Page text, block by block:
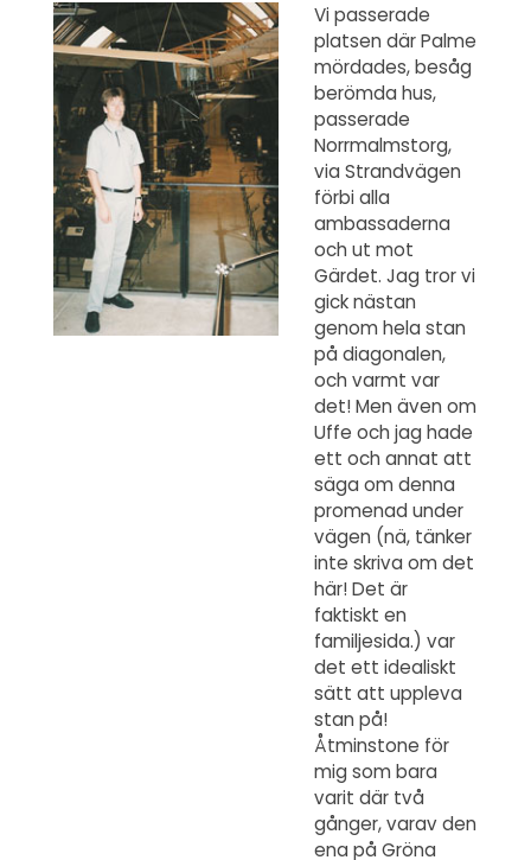
Vi passerade
platsen där Palme
mördades, besåg
berömda hus,
passerade
Norrmalmstorg,
via Strandvägen
förbi alla
ambassaderna
och ut mot
Gärdet. Jag tror vi
gick nästan
genom hela stan
på diagonalen,
och varmt var
det! Men även om
Uffe och jag hade
ett och annat att
säga om denna
promenad under
vägen (nä, tänker
inte skriva om det
här! Det är
faktiskt en
familjesida.) var
det ett idealiskt
sätt att uppleva
stan på!
Åtminstone för
mig som bara
varit där två
gånger, varav den
ena på Gröna